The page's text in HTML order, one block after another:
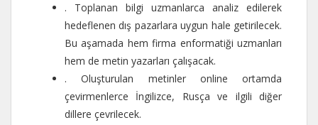
. Toplanan bilgi uzmanlarca analiz edilerek
hedeflenen dış pazarlara uygun hale getirilecek.
Bu aşamada hem firma enformatiği uzmanları
hem de metin yazarları çalışacak.
. Oluşturulan metinler online ortamda
çevirmenlerce İngilizce, Rusça ve ilgili diğer
dillere çevrilecek.